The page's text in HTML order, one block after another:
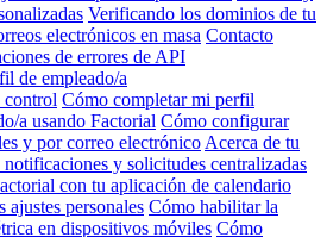
Verificando los dominios de tu
electrónicos en masa Contacto
de errores de API
de empleado/a
control Cómo completar mi perfil
a usando Factorial Cómo configurar
y por correo electrónico Acerca de tu
y solicitudes centralizadas
con tu aplicación de calendario
personales Cómo habilitar la
en dispositivos móviles Cómo